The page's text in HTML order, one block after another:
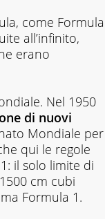
come Formula
all’infinito,
erano
Nel 1950
di nuovi
Mondiale per
qui le regole
il solo limite di
cm cubi
Formula 1.